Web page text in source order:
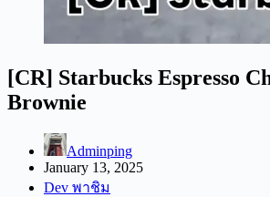
[CR] Starbucks Espresso
Brownie
Adminping
January 13, 2025
Dev พาชิม